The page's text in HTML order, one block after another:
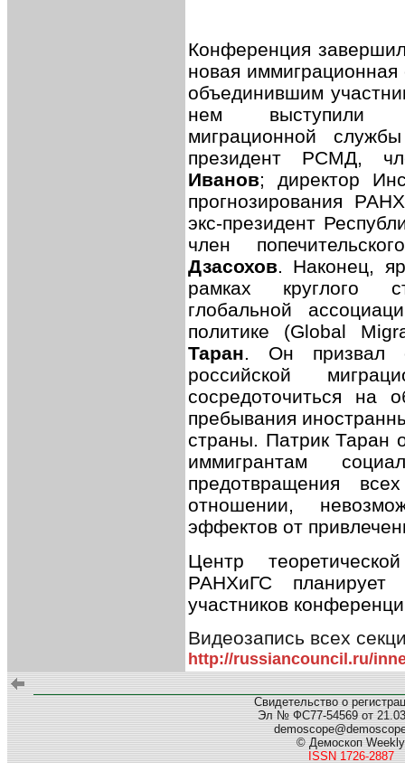
Конференция
новая
объединившим
нем выступили
миграционной
президент РСМД,
Иванов; директор
прогнозирования
экс-президент
член
Дзасохов. Наконец,
рамках круглого
глобальной
политике (Global
Таран. Он призвал
российской
сосредоточиться на
пребывания
страны. Патрик Таран
иммигрантам
предотвращения
отношении,
эффектов от
Центр
РАНХиГС планирует
участников
Видеозапись всех
http://russiancouncil.ru/
Свидетельство о
Эл № ФС77-54569 от
© Демоскоп Weekly
ISSN 1726-2887